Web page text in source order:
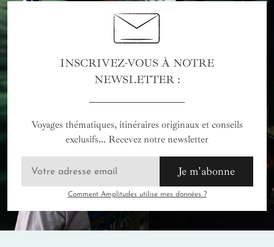
INSCRIVEZ-VOUS À NOTRE
NEWSLETTER :
Voyages thématiques, itinéraires originaux et conseils
exclusifs... Recevez notre newsletter
Je m'abonne
Comment Amplitudes utilise mes données ?